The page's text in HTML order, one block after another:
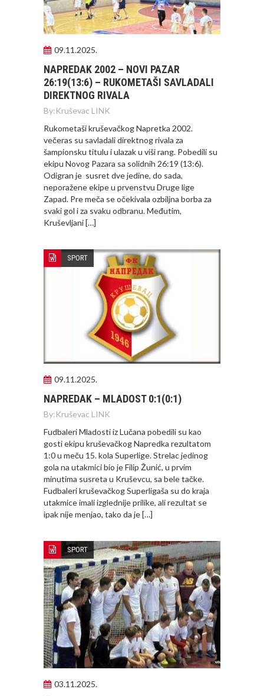
09.11.2025.
NAPREDAK 2002 – NOVI PAZAR
26:19(13:6) – RUKOMETAŠI SAVLADALI
DIREKTNOG RIVALA
By:Kruševac LINK
Rukometaši kruševačkog Napretka 2002.
večeras su savladali direktnog rivala za
šampionsku titulu i ulazak u viši rang. Pobedili su
ekipu Novog Pazara sa solidnih 26:19 (13:6).
Odigran je susret dve jedine, do sada,
neporažene ekipe u prvenstvu Druge lige
Zapad. Pre meča se očekivala ozbiljna borba za
svaki gol i za svaku odbranu. Međutim,
Kruševljani […]
SPORT
09.11.2025.
NAPREDAK – MLADOST 0:1(0:1)
By:Kruševac LINK
Fudbaleri Mladosti iz Lučana pobedili su kao
gosti ekipu kruševačkog Napredka rezultatom
1:0 u meču 15. kola Superlige. Strelac jedinog
gola na utakmici bio je Filip Žunić, u prvim
minutima susreta u Kruševcu, sa bele tačke.
Fudbaleri kruševačkog Superligaša su do kraja
utakmice imali izglednije prilike, ali rezultat se
ipak nije menjao, tako da je […]
SPORT
03.11.2025.